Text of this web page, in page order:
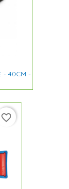
- 40CM -
favorite_border